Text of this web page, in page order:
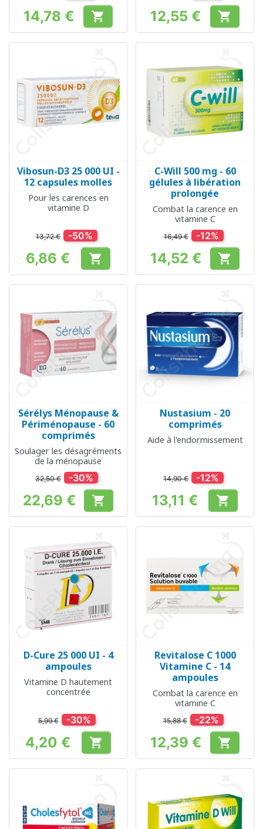
Prix
14,78 €  Prix
12,55 € 
Vibosun-D3 25 000 UI -
12 capsules molles
Pour les carences en
vitamine D
13,72 € -50%
Prix
6,86 € 
C-Will 500 mg - 60
gélules à libération
prolongée
Combat la carence en
vitamine C
16,49 € -12%
Prix
14,52 € 
Sérélys Ménopause &
Périménopause - 60
comprimés
Soulager les désagréments
de la ménopause
32,50 € -30%
Prix
22,69 € 
Nustasium - 20
comprimés
Aide à l'endormissement
14,90 € -12%
Prix
13,11 € 
D-Cure 25 000 UI - 4
ampoules
Vitamine D hautement
concentrée
5,99 € -30%
Prix
4,20 € 
Revitalose C 1000
Vitamine C - 14
ampoules
Combat la carence en
vitamine C
15,88 € -22%
Prix
12,39 € 